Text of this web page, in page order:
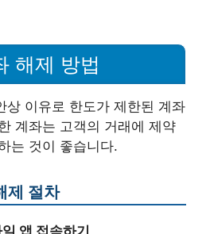
해제 방법
상 이유로 한도가 제한된 계좌
계좌는 고객의 거래에 제약
는 것이 좋습니다.
제 절차
앱 접속하기